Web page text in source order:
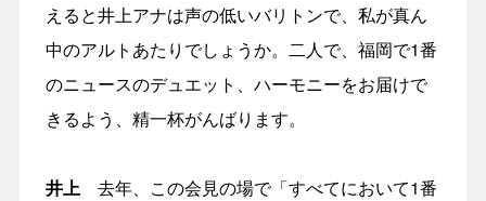
えると井上アナは声の低いバリトンで、私が真ん
中のアルトあたりでしょうか。二人で、福岡で1番
のニュースのデュエット、ハーモニーをお届けで
きるよう、精一杯がんばります。
井上去年、この会見の場で「すべてにおいて1番